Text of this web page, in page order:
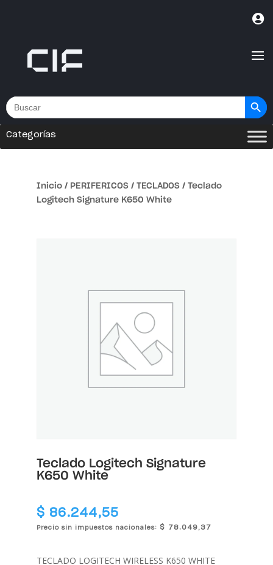

Buscar: Botón de
Categorías
Inicio/ PERIFERICOS / TECLADOS / Teclado
Logitech Signature K650 White
Teclado Logitech Signature
K650 White
$ 86.244,55
Precio sin impuestos nacionales: $ 78.049,37
TECLADO LOGITECH WIRELESS K650 WHITE